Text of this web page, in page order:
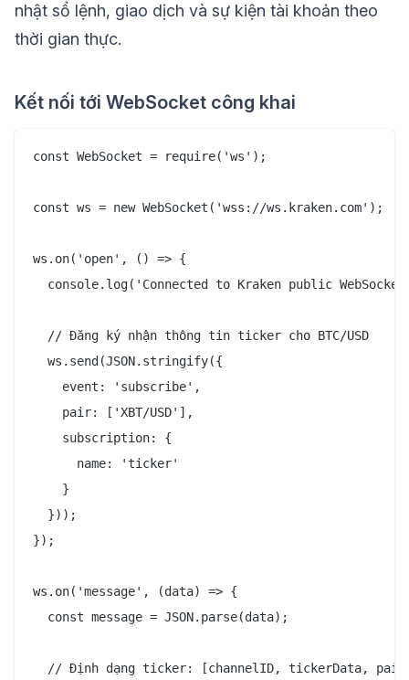
nhật sổ lệnh, giao dịch và sự kiện tài khoản theo
thời gian thực.
Kết nối tới WebSocket công khai
const WebSocket = require('ws');
const ws = new WebSocket('wss://ws.kraken.com');
ws.on('open', () => {
console.log('Connected to Kraken public
  // Đăng ký nhận thông tin ticker cho BTC/USD
  ws.send(JSON.stringify({
    event: 'subscribe',
    pair: ['XBT/USD'],
    subscription: {
      name: 'ticker'
    }
  }));
});
ws.on('message', (data) => {
  const message = JSON.parse(data);
// Định dạng ticker: [channelID, tickerData,